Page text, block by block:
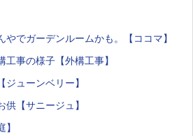
でガーデンルームかも。【ココマ】
事の様子【外構工事】
ューンベリー】
【サニージュ】